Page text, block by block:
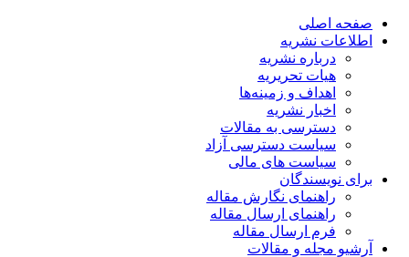
صفحه اصلی
اطلاعات نشریه
درباره نشریه
هیات تحریریه
اهداف و زمینه‌ها
اخبار نشریه
دسترسی به مقالات
سیاست دسترسی آزاد
سیاست های مالی
برای نویسندگان
راهنمای نگارش مقاله
راهنمای ارسال مقاله
فرم ارسال مقاله
آرشیو مجله و مقالات